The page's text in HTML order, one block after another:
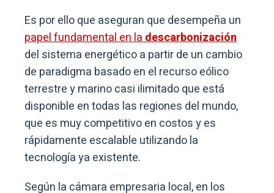
Es por ello que aseguran que desempeña un
papel fundamental en ladescarbonización
del sistema energético a partir de un cambio
de paradigma basado en el recurso eólico
terrestre y marino casi ilimitado que está
disponible en todas las regiones del mundo,
que es muy competitivo en costos y es
rápidamente escalable utilizando la
tecnología ya existente.
Según la cámara empresaria local, en los